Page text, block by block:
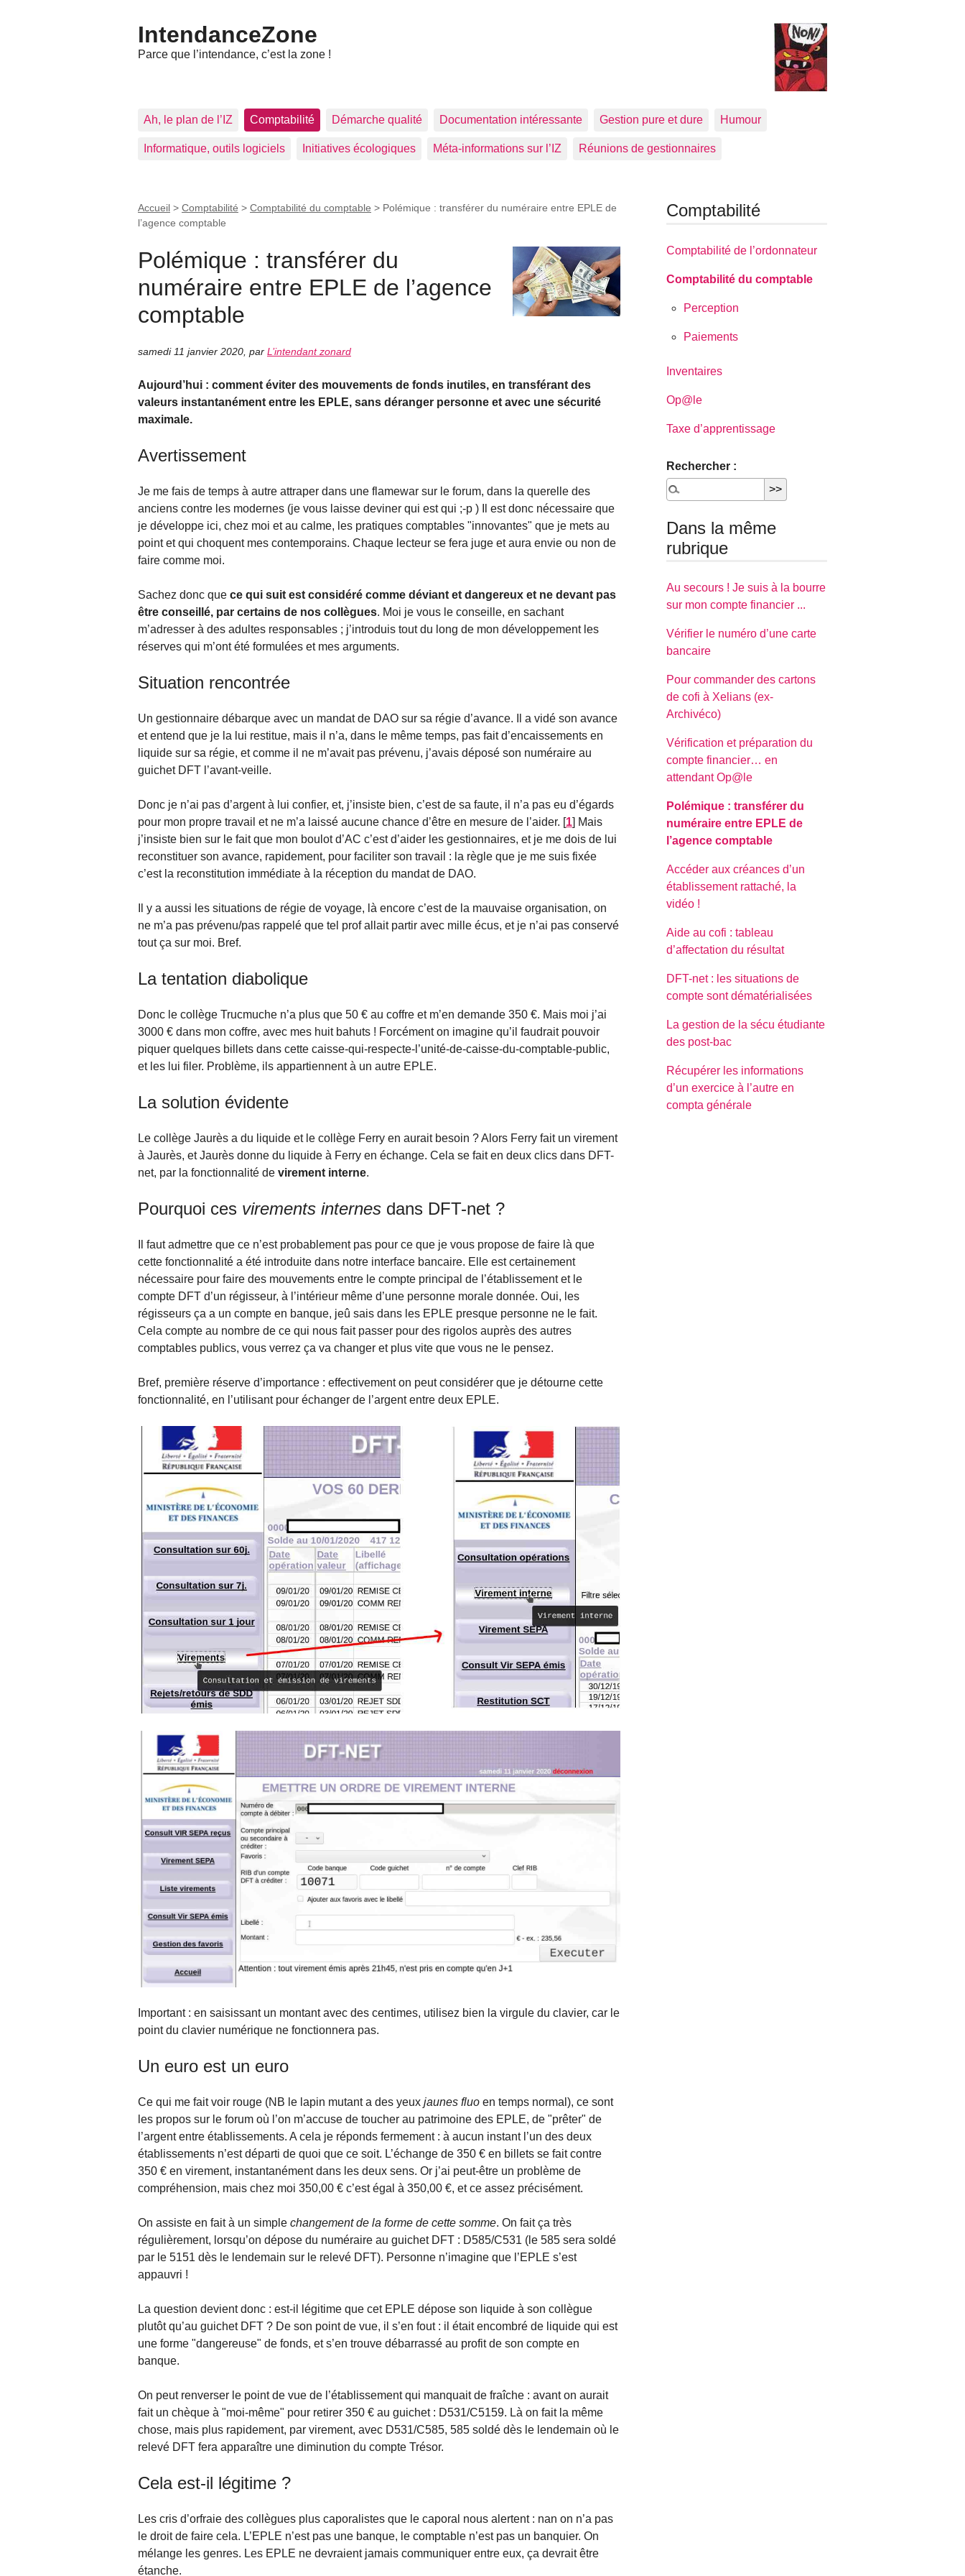
IntendanceZone
Parce que l’intendance, c’est la zone !
Ah, le plan de l’IZ Comptabilité Démarche qualité Documentation intéressante Gestion pure et dure Humour
Informatique, outils logiciels Initiatives écologiques Méta-informations sur l’IZ Réunions de gestionnaires
Accueil > Comptabilité > Comptabilité du comptable > Polémique : transférer du numéraire entre EPLE de
l’agence comptable
Polémique : transférer du
numéraire entre EPLE de l’agence
comptable
samedi 11 janvier 2020 par L’intendant zonard
Aujourd’hui : comment éviter des mouvements de fonds inutiles, en transférant des
valeurs instantanément entre les EPLE, sans déranger personne et avec une sécurité
maximale.
Avertissement
Je me fais de temps à autre attraper dans une flamewar sur le forum, dans la querelle des
anciens contre les modernes (je vous laisse deviner qui est qui ;-p ) Il est donc nécessaire que
je développe ici, chez moi et au calme, les pratiques comptables "innovantes" que je mets au
point et qui choquent mes contemporains. Chaque lecteur se fera juge et aura envie ou non de
faire comme moi.
Sachez donc que ce qui suit est considéré comme déviant et dangereux et ne devant pas
être conseillé, par certains de nos collègues. Moi je vous le conseille, en sachant
m’adresser à des adultes responsables ; j’introduis tout du long de mon développement les
réserves qui m’ont été formulées et mes arguments.
Situation rencontrée
Un gestionnaire débarque avec un mandat de DAO sur sa régie d’avance. Il a vidé son avance
et entend que je la lui restitue, mais il n’a, dans le même temps, pas fait d’encaissements en
liquide sur sa régie, et comme il ne m’avait pas prévenu, j’avais déposé son numéraire au
guichet DFT l’avant-veille.
Donc je n’ai pas d’argent à lui confier, et, j’insiste bien, c’est de sa faute, il n’a pas eu d’égards
pour mon propre travail et ne m’a laissé aucune chance d’être en mesure de l’aider. [1] Mais
j’insiste bien sur le fait que mon boulot d’AC c’est d’aider les gestionnaires, et je me dois de lui
reconstituer son avance, rapidement, pour faciliter son travail : la règle que je me suis fixée
c’est la reconstitution immédiate à la réception du mandat de DAO.
Il y a aussi les situations de régie de voyage, là encore c’est de la mauvaise organisation, on
ne m’a pas prévenu/pas rappelé que tel prof allait partir avec mille écus, et je n’ai pas conservé
tout ça sur moi. Bref.
La tentation diabolique
Donc le collège Trucmuche n’a plus que 50 € au coffre et m’en demande 350 €. Mais moi j’ai
3000 € dans mon coffre, avec mes huit bahuts ! Forcément on imagine qu’il faudrait pouvoir
piquer quelques billets dans cette caisse-qui-respecte-l’unité-de-caisse-du-comptable-public,
et les lui filer. Problème, ils appartiennent à un autre EPLE.
La solution évidente
Le collège Jaurès a du liquide et le collège Ferry en aurait besoin ? Alors Ferry fait un virement
à Jaurès, et Jaurès donne du liquide à Ferry en échange. Cela se fait en deux clics dans DFT-
net, par la fonctionnalité de virement interne.
Pourquoi ces virements internes dans DFT-net ?
Il faut admettre que ce n’est probablement pas pour ce que je vous propose de faire là que
cette fonctionnalité a été introduite dans notre interface bancaire. Elle est certainement
nécessaire pour faire des mouvements entre le compte principal de l’établissement et le
compte DFT d’un régisseur, à l’intérieur même d’une personne morale donnée. Oui, les
régisseurs ça a un compte en banque, jeû sais dans les EPLE presque personne ne le fait.
Cela compte au nombre de ce qui nous fait passer pour des rigolos auprès des autres
comptables publics, vous verrez ça va changer et plus vite que vous ne le pensez.
Bref, première réserve d’importance : effectivement on peut considérer que je détourne cette
fonctionnalité, en l’utilisant pour échanger de l’argent entre deux EPLE.
Important : en saisissant un montant avec des centimes, utilisez bien la virgule du clavier, car le
point du clavier numérique ne fonctionnera pas.
Un euro est un euro
Ce qui me fait voir rouge (NB le lapin mutant a des yeux jaunes fluo en temps normal), ce sont
les propos sur le forum où l’on m’accuse de toucher au patrimoine des EPLE, de "prêter" de
l’argent entre établissements. A cela je réponds fermement : à aucun instant l’un des deux
établissements n’est départi de quoi que ce soit. L’échange de 350 € en billets se fait contre
350 € en virement, instantanément dans les deux sens. Or j’ai peut-être un problème de
compréhension, mais chez moi 350,00 € c’est égal à 350,00 €, et ce assez précisément.
On assiste en fait à un simple changement de la forme de cette somme. On fait ça très
régulièrement, lorsqu’on dépose du numéraire au guichet DFT : D585/C531 (le 585 sera soldé
par le 5151 dès le lendemain sur le relevé DFT). Personne n’imagine que l’EPLE s’est
appauvri !
La question devient donc : est-il légitime que cet EPLE dépose son liquide à son collègue
plutôt qu’au guichet DFT ? De son point de vue, il s’en fout : il était encombré de liquide qui est
une forme "dangereuse" de fonds, et s’en trouve débarrassé au profit de son compte en
banque.
On peut renverser le point de vue de l’établissement qui manquait de fraîche : avant on aurait
fait un chèque à "moi-même" pour retirer 350 € au guichet : D531/C5159. Là on fait la même
chose, mais plus rapidement, par virement, avec D531/C585, 585 soldé dès le lendemain où le
relevé DFT fera apparaître une diminution du compte Trésor.
Cela est-il légitime ?
Les cris d’orfraie des collègues plus caporalistes que le caporal nous alertent : nan on n’a pas
le droit de faire cela. L’EPLE n’est pas une banque, le comptable n’est pas un banquier. On
mélange les genres. Les EPLE ne devraient jamais communiquer entre eux, ça devrait être
étanche.
Comptabilité
Comptabilité de l’ordonnateur
Comptabilité du comptable
Perception
Paiements
Inventaires
Op@le
Taxe d’apprentissage
Rechercher :
Dans la même
rubrique
Au secours ! Je suis à la bourre
sur mon compte financier ...
Vérifier le numéro d’une carte
bancaire
Pour commander des cartons
de cofi à Xelians (ex-
Archivéco)
Vérification et préparation du
compte financier… en
attendant Op@le
Polémique : transférer du
numéraire entre EPLE de
l’agence comptable
Accéder aux créances d’un
établissement rattaché, la
vidéo !
Aide au cofi : tableau
d’affectation du résultat
DFT-net : les situations de
compte sont dématérialisées
La gestion de la sécu étudiante
des post-bac
Récupérer les informations
d’un exercice à l’autre en
compta générale